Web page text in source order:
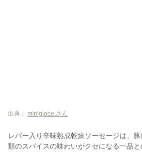
出典： miniglobe.さん
レバー入り辛味熟成乾燥ソーセージは、
類のスパイスの味わいがクセになる一品と